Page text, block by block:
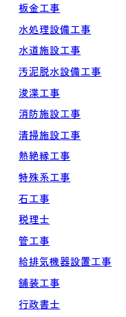
板金工事
水処理設備工事
水道施設工事
汚泥脱水設備工事
浚渫工事
消防施設工事
清掃施設工事
熱絶縁工事
特殊系工事
石工事
税理士
管工事
給排気機器設置工事
舗装工事
行政書士